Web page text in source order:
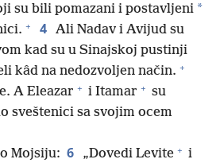
su bili pomazani i postavljeni *
+ 4 Ali Nadav i Avijud su
kad su u Sinajskoj pustinji
kâd na nedozvoljen način. +
A Eleazar + i Itamar + su
sveštenici sa svojim ocem
Mojsiju: 6 „Dovedi Levite + i